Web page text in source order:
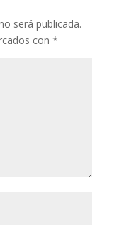
será publicada.
con *